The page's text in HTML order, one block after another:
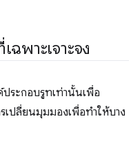
พาะเจาะจง
ระกอบรูทเท่านั้นเพื่อ
ปลี่ยนมุมมองเพื่อทำให้บาง